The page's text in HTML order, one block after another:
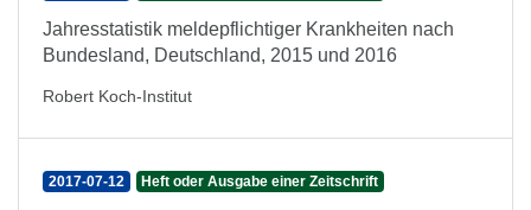
Jahresstatistik meldepflichtiger Krankheiten nach
Bundesland, Deutschland, 2015 und 2016
Robert Koch-Institut
2017-07-12 Heft oder Ausgabe einer Zeitschrift